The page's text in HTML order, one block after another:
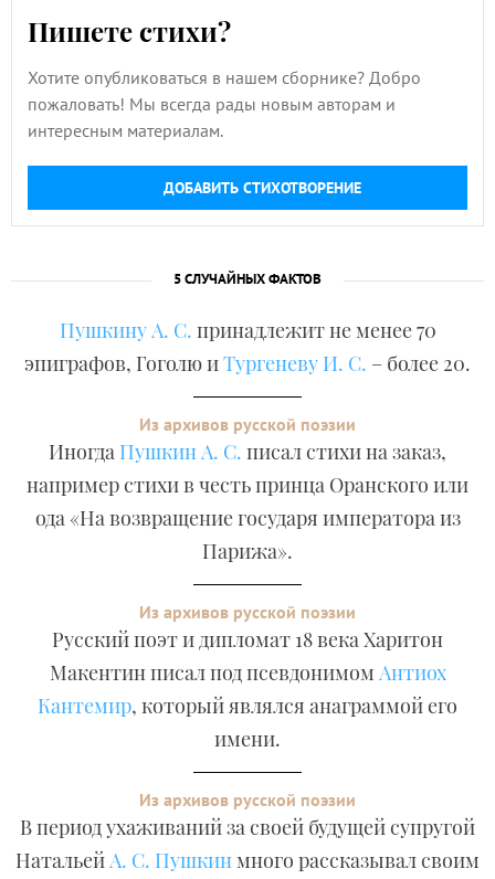
Пишете стихи?
Хотите опубликоваться в нашем сборнике? Добро
пожаловать! Мы всегда рады новым авторам и
интересным материалам.
ДОБАВИТЬ СТИХОТВОРЕНИЕ
5 СЛУЧАЙНЫХ ФАКТОВ
Пушкину А. С. принадлежит не менее 70
эпиграфов, Гоголю иТургеневу И. С. – более 20.
Из архивов русской поэзии
Иногда Пушкин А. С. писал стихи на заказ,
например стихи в честь принца Оранского или
ода «На возвращение государя императора из
Парижа».
Из архивов русской поэзии
Русский поэт и дипломат 18 века Харитон
Макентин писал под псевдонимом Антиох
Кантемир, который являлся анаграммой его
имени.
Из архивов русской поэзии
В период ухаживаний за своей будущей супругой
НатальейА. С. Пушкинмного рассказывал своим